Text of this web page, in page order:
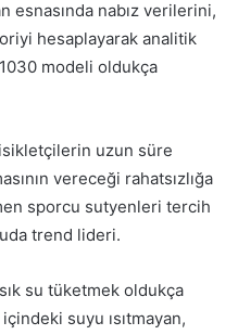
esnasında nabız verilerini,
hesaplayarak analitik
modeli oldukça
uzun süre
vereceği rahatsızlığa
sporcu sutyenleri tercih
trend lideri.
su tüketmek oldukça
suyu ısıtmayan,